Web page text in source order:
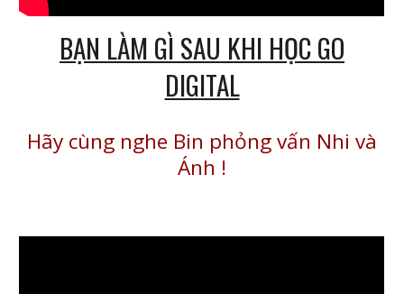
BẠN LÀM GÌ SAU KHI HỌC GO
DIGITAL
Hãy cùng nghe Bin phỏng vấn Nhi và
Ánh !